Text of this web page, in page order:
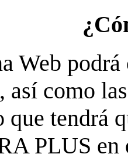
Web
así como
tendrá
PLUS en